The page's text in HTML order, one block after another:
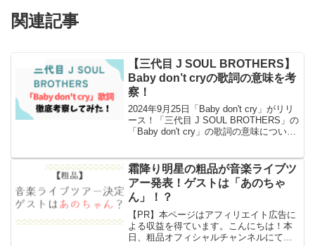
関連記事
【三代目 J SOUL BROTHERS】
Baby don’t cryの歌詞の意味を考
察！
2024年9月25日「Baby don't cry」がリリ
ース！「三代目 J SOUL BROTHERS」の
「Baby don't cry」の歌詞の意味について
霜降り明星の粗品が音楽ライブツ
アー発表！ゲストは「あのちゃ
ん」！？
【PR】本ページはアフィリエイト広告に
よる収益を得ています。こんにちは！本
日、粗品オフィシャルチャンネルにて重